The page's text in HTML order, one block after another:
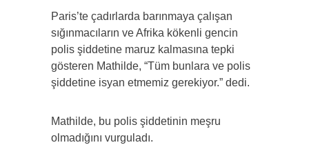
Paris’te çadırlarda barınmaya çalışan
sığınmacıların ve Afrika kökenli gencin
polis şiddetine maruz kalmasına tepki
gösteren Mathilde, “Tüm bunlara ve polis
şiddetine isyan etmemiz gerekiyor.” dedi.
Mathilde, bu polis şiddetinin meşru
olmadığını vurguladı.